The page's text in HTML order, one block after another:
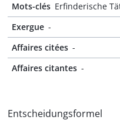
Mots-clés Erfinderische
Exergue -
Affaires citées -
Affaires citantes -
Entscheidungsformel